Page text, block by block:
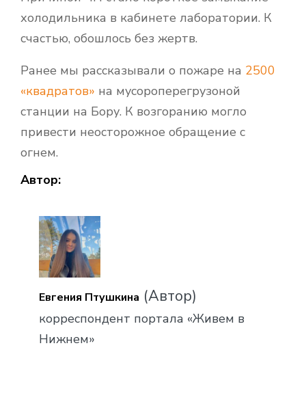
холодильника в кабинете лаборатории. К
счастью, обошлось без жертв.
Ранее мы рассказывали о пожаре на 2500
«квадратов» на мусороперегрузоной
станции на Бору. К возгоранию могло
привести неосторожное обращение с
огнем.
Автор:
Евгения Птушкина (Автор)
корреспондент портала «Живем в
Нижнем»